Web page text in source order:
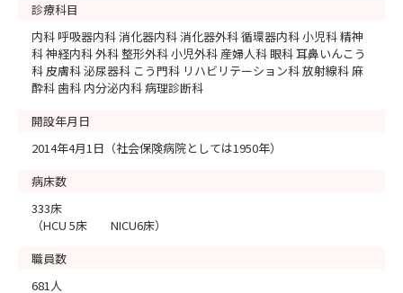
診療科目
内科 呼吸器内科 消化器内科 消化器外科 循環器内科 小児科 精神
科 神経内科 外科 整形外科 小児外科 産婦人科 眼科 耳鼻いんこう
科 皮膚科 泌尿器科 こう門科 リハビリテーション科 放射線科 麻
酔科 歯科 内分泌内科 病理診断科
開設年月日
2014年4月1日（社会保険病院としては1950年）
病床数
333床
（HCU 5床 NICU6床）
職員数
681人